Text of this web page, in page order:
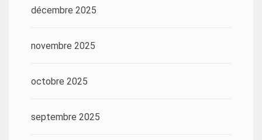
décembre 2025
novembre 2025
octobre 2025
septembre 2025